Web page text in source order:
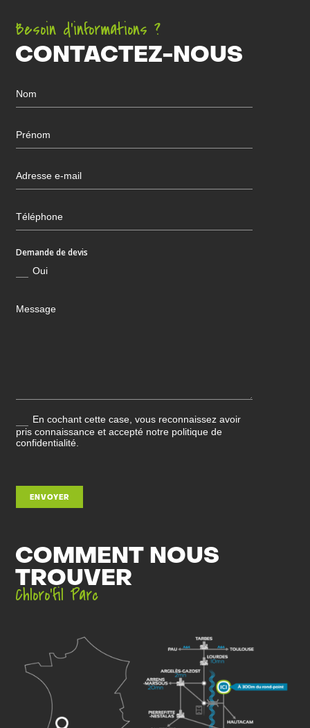
Besoin d’informations ?
CONTACTEZ-NOUS
Demande de devis
Oui
En cochant cette case, vous reconnaissez avoir
pris connaissance et accepté notre politique de
confidentialité.
ENVOYER
COMMENT NOUS
TROUVER
Chloro’fil Parc